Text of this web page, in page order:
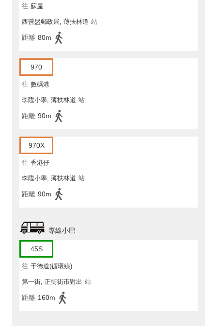
往 蘇屋
西營盤郵政局, 薄扶林道 站
距離 80m
970
往 數碼港
李陞小學, 薄扶林道 站
距離 90m
970X
往 香港仔
李陞小學, 薄扶林道 站
距離 90m
專線小巴
45S
往 干德道(循環線)
第一街, 正街街市對出 站
距離 160m